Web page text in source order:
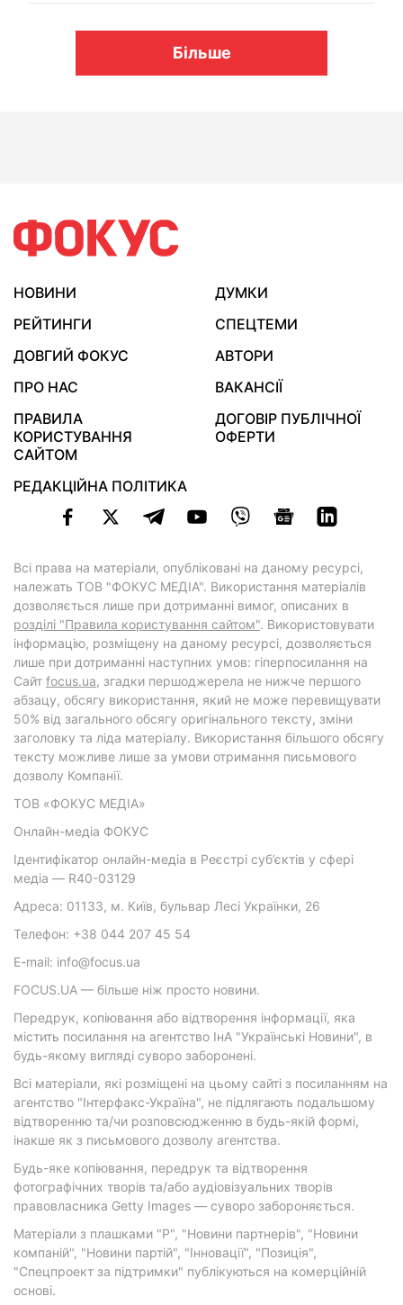
Більше
НОВИНИ
ДУМКИ
РЕЙТИНГИ
СПЕЦТЕМИ
ДОВГИЙ ФОКУС
АВТОРИ
ПРО НАС
ВАКАНСІЇ
ПРАВИЛА
КОРИСТУВАННЯ
САЙТОМ
ДОГОВІР ПУБЛІЧНОЇ
ОФЕРТИ
РЕДАКЦІЙНА ПОЛІТИКА
Всі права на матеріали, опубліковані на даному ресурсі,
належать ТОВ "ФОКУС МЕДІА". Використання матеріалів
дозволяється лише при дотриманні вимог, описаних в
розділі "Правила користування сайтом". Використовувати
інформацію, розміщену на даному ресурсі, дозволяється
лише при дотриманні наступних умов: гіперпосилання на
Cайт focus.ua, згадки першоджерела не нижче першого
абзацу, обсягу використання, який не може перевищувати
50% від загального обсягу оригінального тексту, зміни
заголовку та ліда матеріалу. Використання більшого обсягу
тексту можливе лише за умови отримання письмового
дозволу Компанії.
ТОВ «ФОКУС МЕДІА»
Онлайн-медіа ФОКУС
Ідентифікатор онлайн-медіа в Реєстрі суб’єктів у сфері
медіа — R40-03129
Адреса: 01133, м. Київ, бульвар Лесі Українки, 26
Телефон: +38 044 207 45 54
E-mail: info@focus.ua
FOCUS.UA — більше ніж просто новини.
Передрук, копіювання або відтворення інформації, яка
містить посилання на агентство ІнА "Українські Новини", в
будь-якому вигляді суворо заборонені.
Всі матеріали, які розміщені на цьому сайті з посиланням на
агентство "Інтерфакс-Україна", не підлягають подальшому
відтворенню та/чи розповсюдженню в будь-якій формі,
інакше як з письмового дозволу агентства.
Будь-яке копіювання, передрук та відтворення
фотографічних творів та/або аудіовізуальних творів
правовласника Getty Images — суворо забороняється.
Матеріали з плашками "Р", "Новини партнерів", "Новини
компаній", "Новини партій", "Інновації", "Позиція",
"Спецпроект за підтримки" публікуються на комерційній
основі.